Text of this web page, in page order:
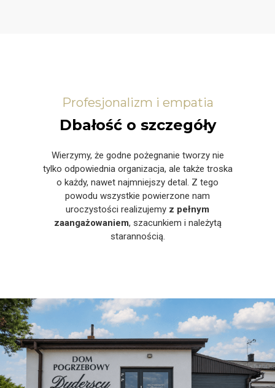
Profesjonalizm i empatia
Dbałość o szczegóły
Wierzymy, że godne pożegnanie tworzy nie
tylko odpowiednia organizacja, ale także troska
o każdy, nawet najmniejszy detal. Z tego
powodu wszystkie powierzone nam
uroczystości realizujemy z pełnym
zaangażowaniem, szacunkiem i należytą
starannością.